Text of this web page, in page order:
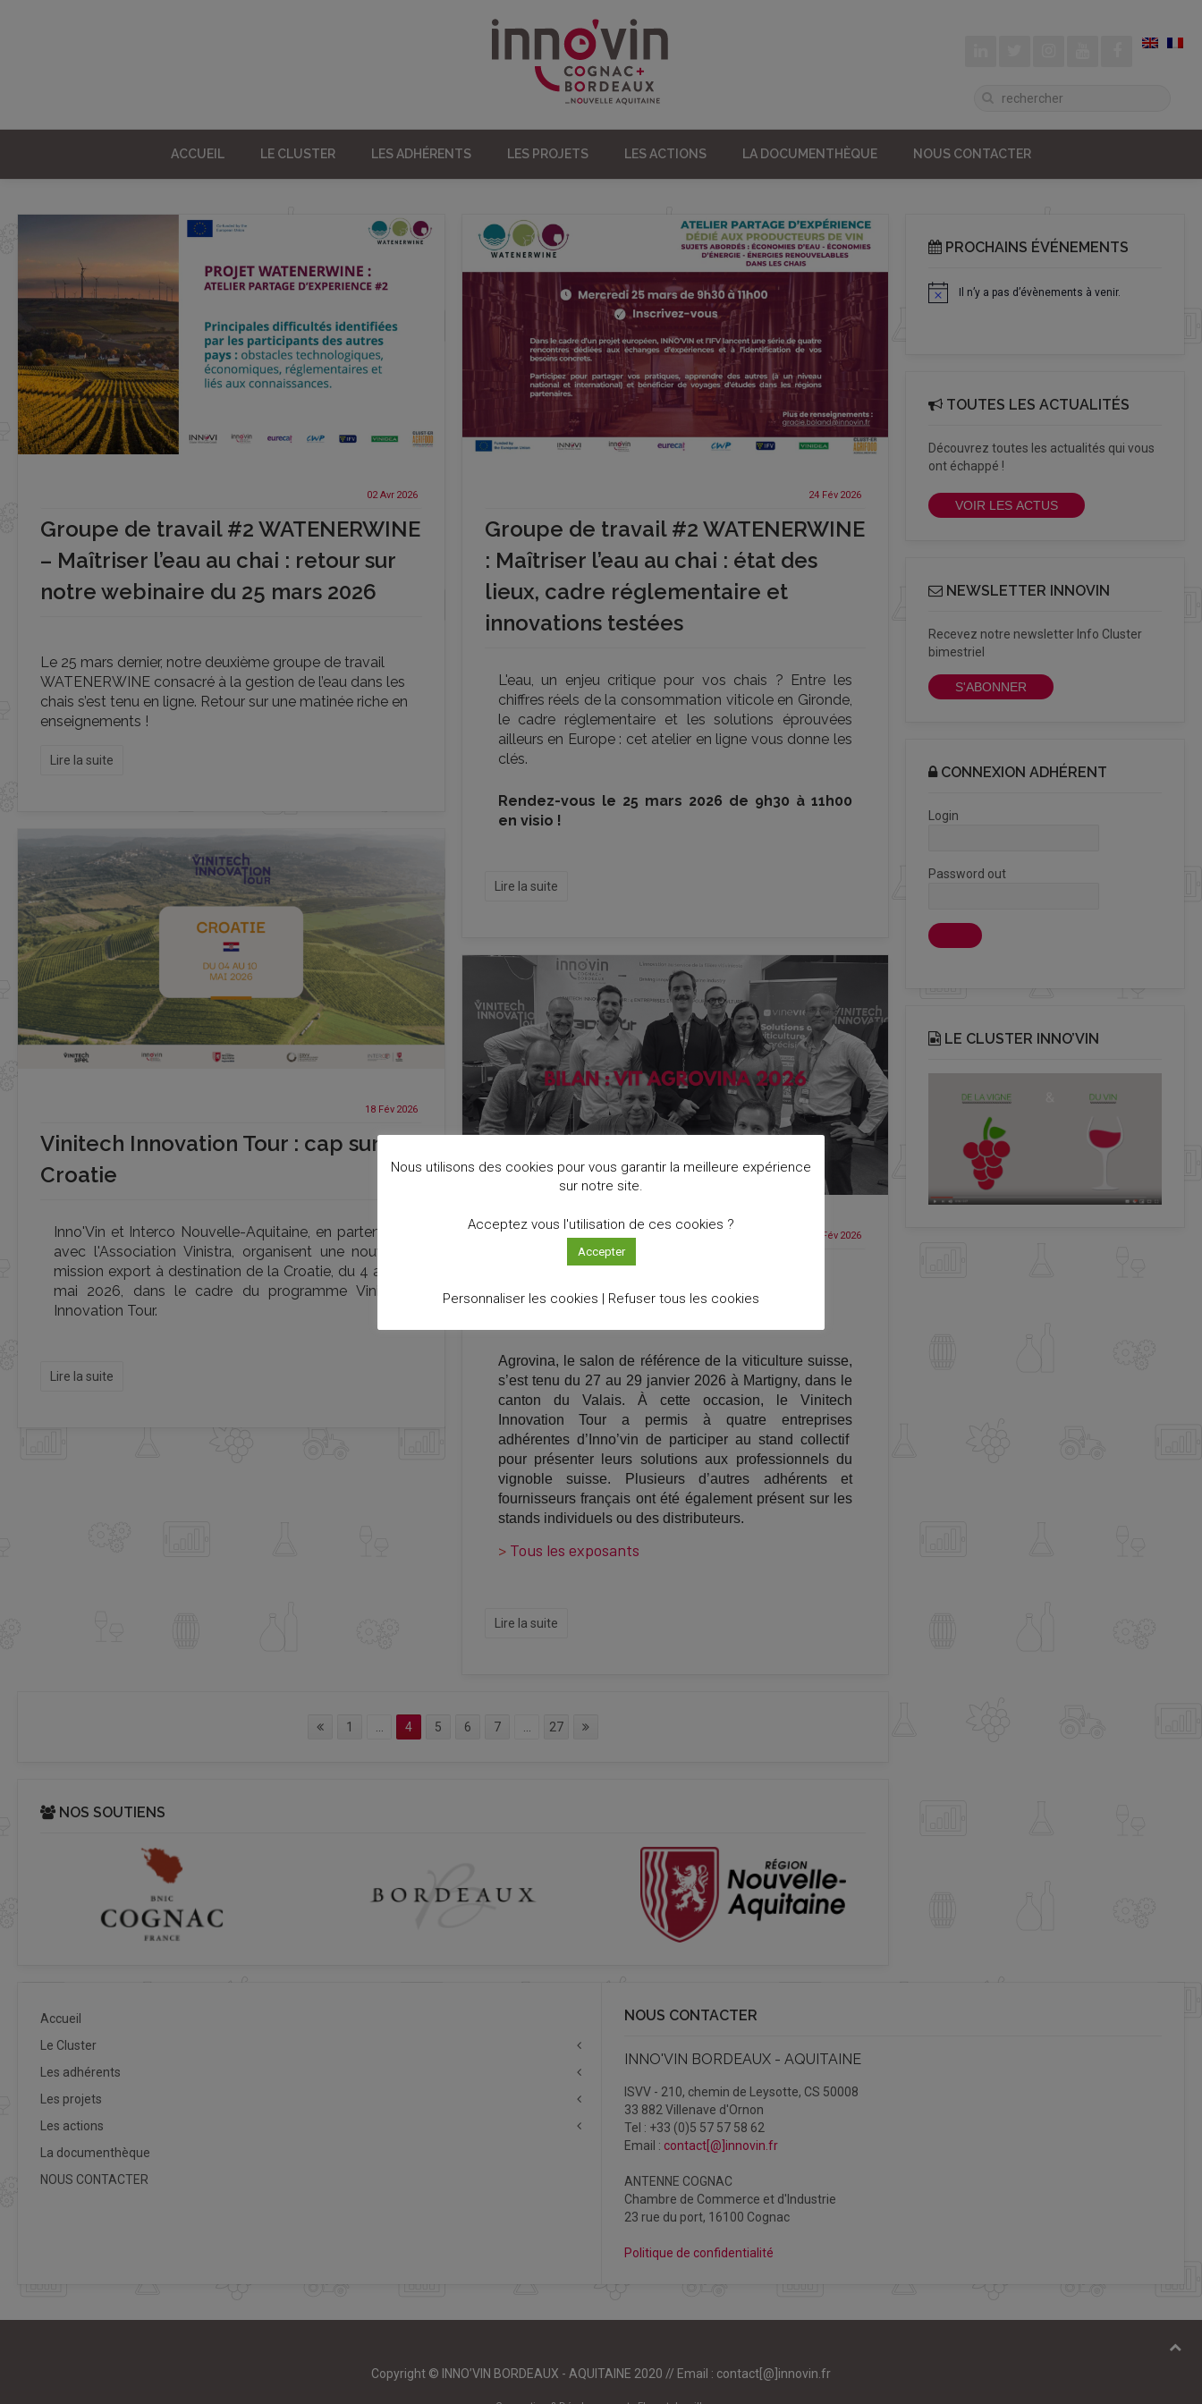
ACCUEIL LE CLUSTER LES ADHÉRENTS LES PROJETS LES ACTIONS LA DOCUMENTHÈQUE NOUS CONTACTER
02 Avr 2026
Groupe de travail #2 WATENERWINE
– Maîtriser l’eau au chai : retour sur
notre webinaire du 25 mars 2026
Le 25 mars dernier, notre deuxième groupe de travail
WATENERWINE consacré à la gestion de l’eau dans les
chais s’est tenu en ligne. Retour sur une matinée riche en
enseignements !
Lire la suite
18 Fév 2026
Vinitech Innovation Tour : cap sur la
Croatie
Inno'Vin et Interco Nouvelle-Aquitaine, en partenariat
avec l'Association Vinistra, organisent une nouvelle
mission export à destination de la Croatie, du 4 au 10
mai 2026, dans le cadre du programme Vinitech
Innovation Tour.
Lire la suite
24 Fév 2026
Groupe de travail #2 WATENERWINE
: Maîtriser l’eau au chai : état des
lieux, cadre réglementaire et
innovations testées
L'eau, un enjeu critique pour vos chais ? Entre les
chiffres réels de la consommation viticole en Gironde,
le cadre réglementaire et les solutions éprouvées
ailleurs en Europe : cet atelier en ligne vous donne les
clés.
Rendez-vous le 25 mars 2026 de 9h30 à 11h00
en visio !
Lire la suite
09 Fév 2026
Retour sur VIT AGROVINA 2026
Agrovina, le salon de référence de la viticulture suisse,
s’est tenu du 27 au 29 janvier 2026 à Martigny, dans le
canton du Valais. À cette occasion, le Vinitech
Innovation Tour a permis à quatre entreprises
adhérentes d’Inno’vin de participer au stand collectif
pour présenter leurs solutions aux professionnels du
vignoble suisse. Plusieurs d’autres adhérents et
fournisseurs français ont été également présent sur les
stands individuels ou des distributeurs.
> Tous les exposants
Lire la suite
1 4 5 6 7 27
NOS SOUTIENS
PROCHAINS ÉVÉNEMENTS
Notice Il n’y a pas d’évènements à venir.
TOUTES LES ACTUALITÉS
Découvrez toutes les actualités qui vous
ont échappé !
VOIR LES ACTUS
NEWSLETTER INNOVIN
Recevez notre newsletter Info Cluster
bimestriel
S'ABONNER
CONNEXION ADHÉRENT
Login
Password out
LE CLUSTER INNO’VIN
Accueil
Le Cluster
Les adhérents
Les projets
Les actions
La documenthèque
NOUS CONTACTER
NOUS CONTACTER
INNO'VIN BORDEAUX - AQUITAINE
ISVV - 210, chemin de Leysotte, CS 50008
33 882 Villenave d'Ornon
Tel : +33 (0)5 57 57 58 62
Email : contact[@]innovin.fr
ANTENNE COGNAC
Chambre de Commerce et d'Industrie
23 rue du port, 16100 Cognac
Politique de confidentialité
Copyright © INNO’VIN BORDEAUX - AQUITAINE 2020 // Email : contact[@]innovin.fr
Nous utilisons des cookies pour vous garantir la meilleure expérience
sur notre site.
Acceptez vous l'utilisation de ces cookies ?
Accepter
Personnaliser les cookies | Refuser tous les cookies